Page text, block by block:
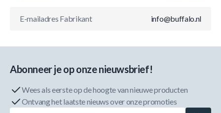
E-mailadres Fabrikant info@buffalo.nl
Abonneer je op onze nieuwsbrief!
Wees als eerste op de hoogte van nieuwe producten
Ontvang het laatste nieuws over onze promoties